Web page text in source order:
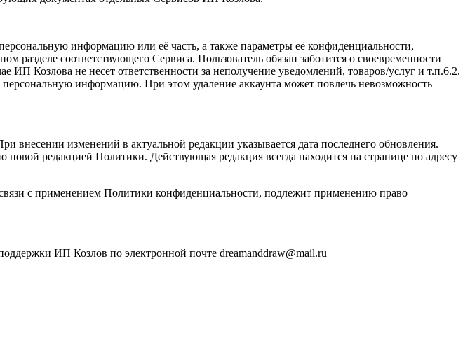
информацию или её часть, а также параметры её конфиденциальности,
разделе соответствующего Сервиса. Пользователь обязан заботится о своевременности
Козлова не несет ответственности за неполучение уведомлений, товаров/услуг и т.п.6.2.
информацию. При этом удаление аккаунта может повлечь невозможность
изменений в актуальной редакции указывается дата последнего обновления.
редакцией Политики. Действующая редакция всегда находится на странице по адресу
с применением Политики конфиденциальности, подлежит применению право
ИП Козлов по электронной почте dreamanddraw@mail.ru